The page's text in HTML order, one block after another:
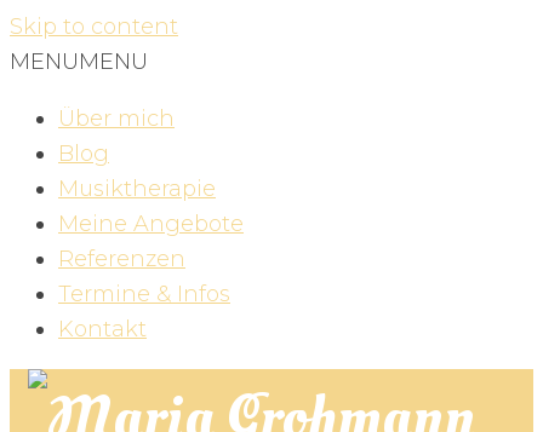
Skip to content
MENUMENU
Über mich
Blog
Musiktherapie
Meine Angebote
Referenzen
Termine & Infos
Kontakt